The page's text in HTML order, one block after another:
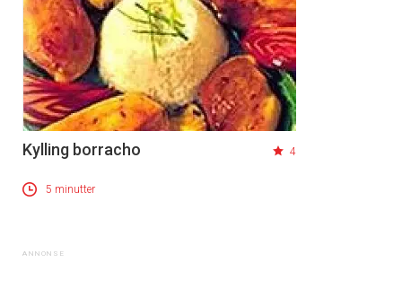
Kylling borracho 4
5 minutter